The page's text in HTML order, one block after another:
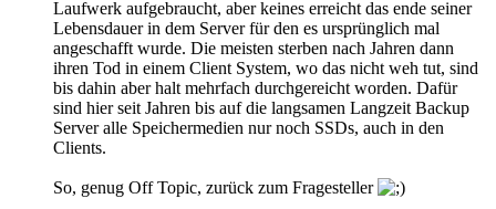
Laufwerk aufgebraucht, aber keines erreicht das ende seiner
Lebensdauer in dem Server für den es ursprünglich mal
angeschafft wurde. Die meisten sterben nach Jahren dann
ihren Tod in einem Client System, wo das nicht weh tut, sind
bis dahin aber halt mehrfach durchgereicht worden. Dafür
sind hier seit Jahren bis auf die langsamen Langzeit Backup
Server alle Speichermedien nur noch SSDs, auch in den
Clients.
So, genug Off Topic, zurück zum Fragesteller